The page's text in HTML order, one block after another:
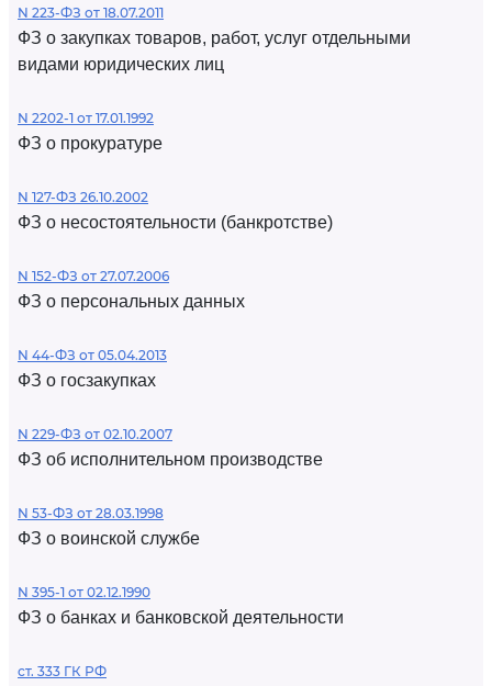
N 223-ФЗ от 18.07.2011
ФЗ о закупках товаров, работ, услуг отдельными
видами юридических лиц
N 2202-1 от 17.01.1992
ФЗ о прокуратуре
N 127-ФЗ 26.10.2002
ФЗ о несостоятельности (банкротстве)
N 152-ФЗ от 27.07.2006
ФЗ о персональных данных
N 44-ФЗ от 05.04.2013
ФЗ о госзакупках
N 229-ФЗ от 02.10.2007
ФЗ об исполнительном производстве
N 53-ФЗ от 28.03.1998
ФЗ о воинской службе
N 395-1 от 02.12.1990
ФЗ о банках и банковской деятельности
ст. 333 ГК РФ